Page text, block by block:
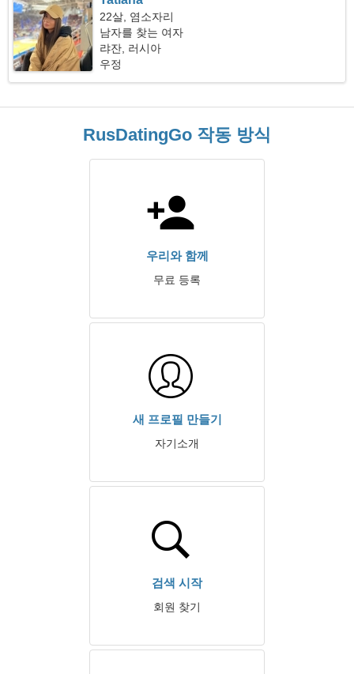
22살, 염소자리
남자를 찾는 여자
랴잔, 러시아
우정
RusDatingGo 작동 방식
우리와 함께
무료 등록
새 프로필 만들기
자기소개
검색 시작
회원 찾기